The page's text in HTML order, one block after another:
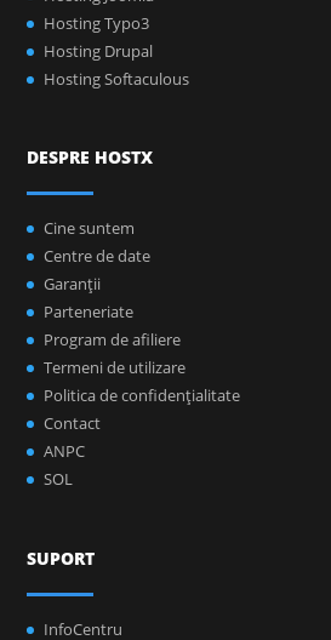
Hosting Typo3
Hosting Drupal
Hosting Softaculous
DESPRE HOSTX
Cine suntem
Centre de date
Garanţii
Parteneriate
Program de afiliere
Termeni de utilizare
Politica de confidenţialitate
Contact
ANPC
SOL
SUPORT
InfoCentru